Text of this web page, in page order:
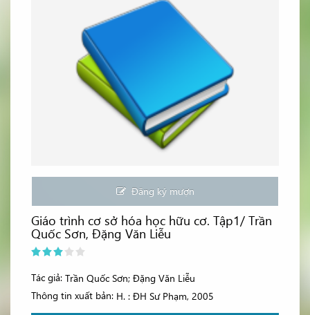
Đăng ký mượn
Giáo trình cơ sở hóa học hữu cơ. Tập1/ Trần
Quốc Sơn, Đặng Văn Liễu
Tác giả: Trần Quốc Sơn; Đặng Văn Liễu
Thông tin xuất bản: H. : ĐH Sư Phạm, 2005